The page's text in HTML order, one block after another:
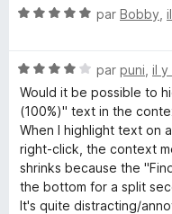
u
N
é
5
s
u
r
5
par Bobby
N
o
é
4
s
u
r
par puni il y
Would it be possible to
(100%)" text in the
When I highlight text on
right-click, the context
shrinks because the
the bottom for a split
It's quite distracting/